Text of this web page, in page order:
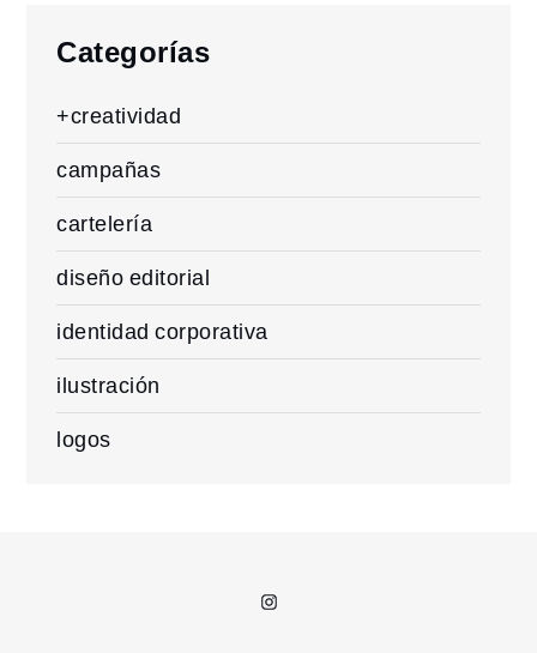
Categorías
+creatividad
campañas
cartelería
diseño editorial
identidad corporativa
ilustración
logos
Instagram